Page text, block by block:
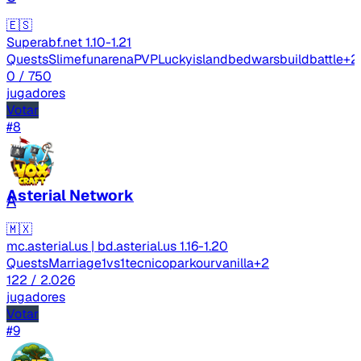
🇪🇸
Superabf.net1.10-1.21
QuestsSlimefunarenaPVPLuckyislandbedwarsbuildbattle+2
0 / 750
jugadores
Votar
#8
A
Asterial Network
🇲🇽
mc.asterial.us | bd.asterial.us1.16-1.20
QuestsMarriage1vs1tecnicoparkourvanilla+2
122 / 2.026
jugadores
Votar
#9